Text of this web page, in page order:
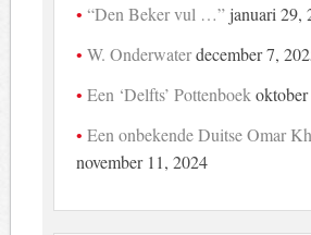
“Den Beker vul …” januari 29,
W. Onderwaterdecember 7,
Een ‘Delfts’ Pottenboek
Een onbekende Duitse Omar
november 11, 2024